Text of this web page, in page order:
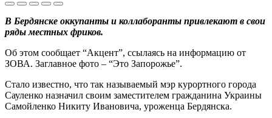
В Бердянске оккупанты и коллаборанты привлекают в свои
ряды местных фриков.
Об этом сообщает “Акцент”, ссылаясь на информацию от
ЗОВА. Заглавное фото – “Это Запорожье”.
Стало известно, что так называемый мэр курортного города
Сауленко назначил своим заместителем гражданина Украины
Самойленко Никиту Ивановича, уроженца Бердянска.